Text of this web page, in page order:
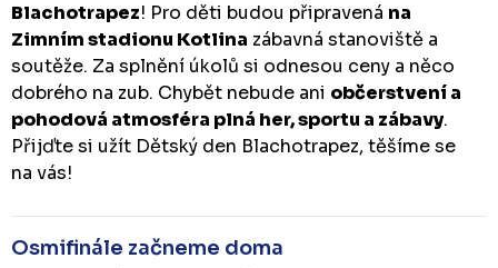
Blachotrapez! Pro děti budou připravená na
Zimním stadionu Kotlina zábavná stanoviště a
soutěže. Za splnění úkolů si odnesou ceny a něco
dobrého na zub. Chybět nebude ani občerstvení a
pohodová atmosféra plná her, sportu a zábavy.
Přijďte si užít Dětský den Blachotrapez, těšíme se
na vás!
Osmifinále začneme doma